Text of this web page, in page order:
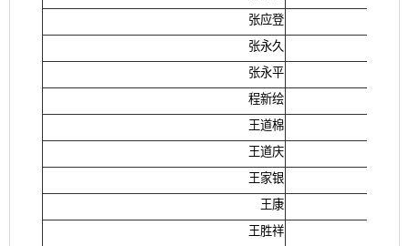
张应登
张永久
张永平
程新绘
王道棉
王道庆
王家银
王康
王胜祥